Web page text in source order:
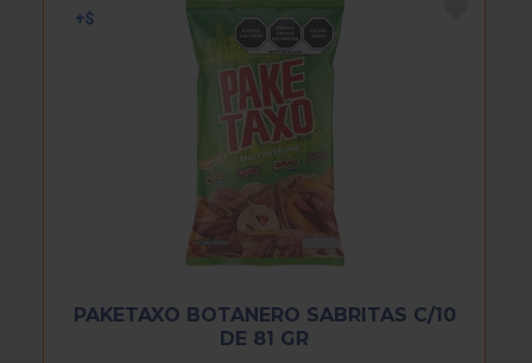
PAKETAXO BOTANERO SABRITAS C/10
DE 81 GR